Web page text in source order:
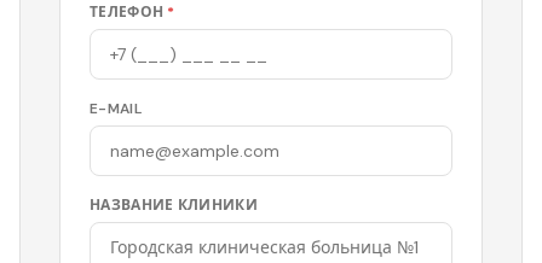
ТЕЛЕФОН *
E-MAIL
НАЗВАНИЕ КЛИНИКИ